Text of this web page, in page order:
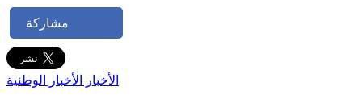
مشاركة
الأخبار الأخبار الوطنية